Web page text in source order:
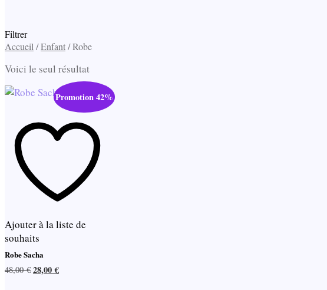
Filtrer
Accueil /Enfant/Robe
Voici le seul résultat
Promotion 42%
Ajouter à la liste de
souhaits
Robe Sacha
48,00€ Le
28,00€Le